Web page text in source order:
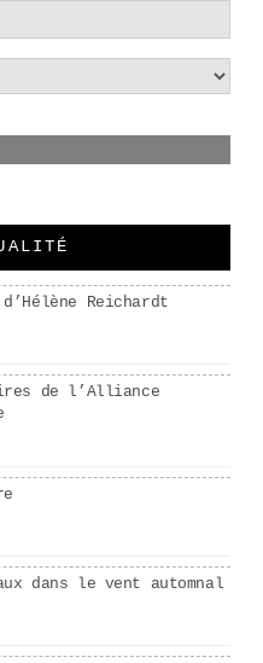
panier
Reichardt
de l’Alliance
dans le vent automnal